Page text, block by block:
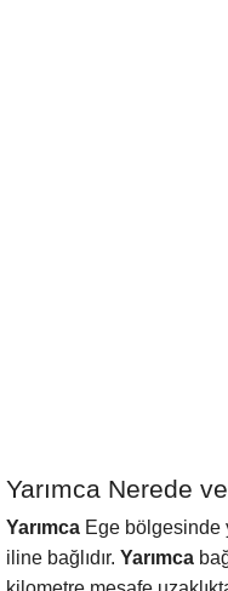
Yarımca Nerede
Yarımca Ege bölgesinde
iline bağlıdır. Yarımca